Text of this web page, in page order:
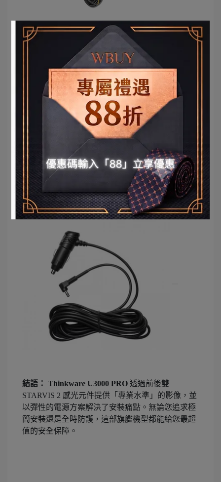
結語： Thinkware U3000 PRO 透過前後雙
STARVIS 2 感光元件提供「專業水準」的影像，並
以彈性的電源方案解決了安裝痛點。無論您追求極
簡安裝還是全時防護，這部旗艦機型都能給您最超
值的安全保障。